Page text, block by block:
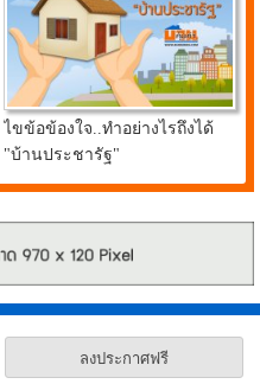
ไขข้อข้องใจ..ทำอย่างไรถึงได้
"บ้านประชารัฐ"
ลงประกาศฟรี